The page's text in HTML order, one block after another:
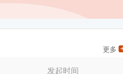
更多
发起时间